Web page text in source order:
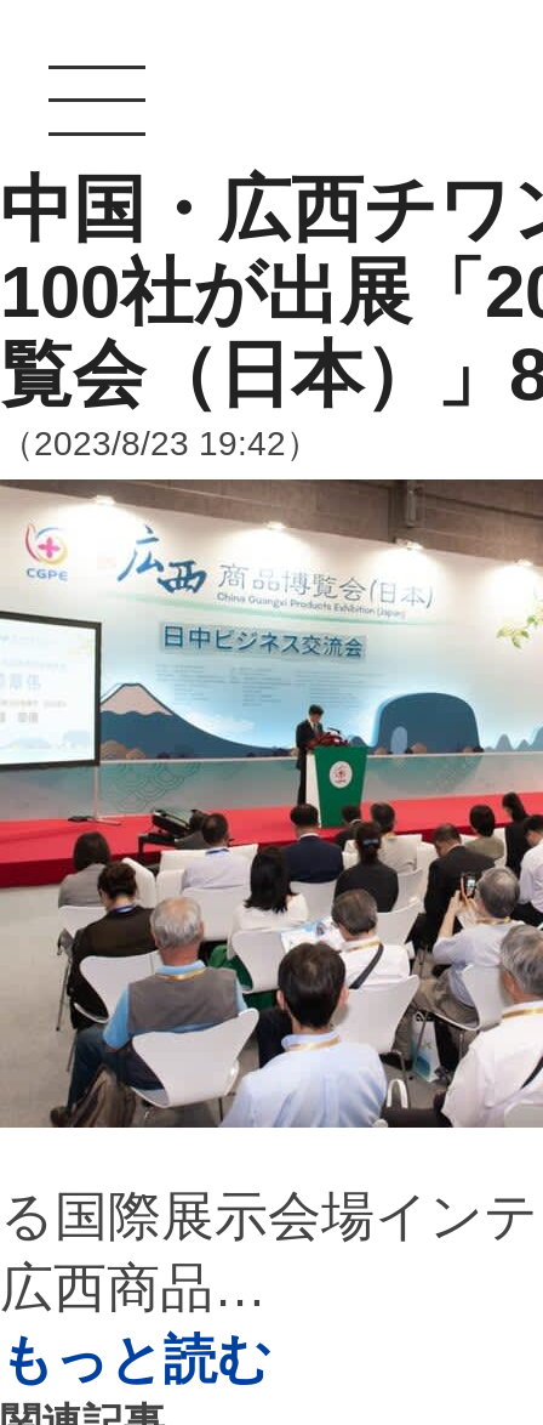
中国・広西チワ
100社が出展「
覧会（日本）」
（2023/8/23 19:42）
る国際展示会場イン
広西商品…
もっと読む